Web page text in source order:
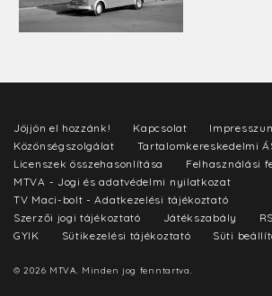
Jöjjön el hozzánk! Kapcsolat
Közönségszolgálat
Tartalomkereskedelmi
Licenszek összehasonlítása
Felhasználási
MTVA - Jogi és adatvédelmi nyilatkozat
TV Maci-bolt - Adatkezelési tájékoztató
Szerzői jogi tájékoztató
Játékszabály
GYIK
Sütikezelési tájékoztató Süti
© 2026 MTVA. Minden jog fenntartva.